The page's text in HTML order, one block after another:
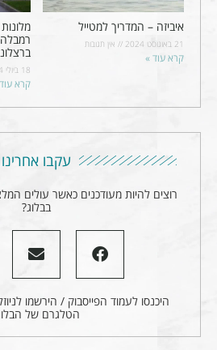
איביזה – המדריך למטייל
21 באוגוסט 2024 אין תגובות
קרא עוד »
18 ביולי 2024
קרא
עקבו אחרינו
רוצים להיות מעודכנים כאשר עולים
בבלוג?
היכנסו לעמוד הפייסבוק / הירשמו
הטלגרם של